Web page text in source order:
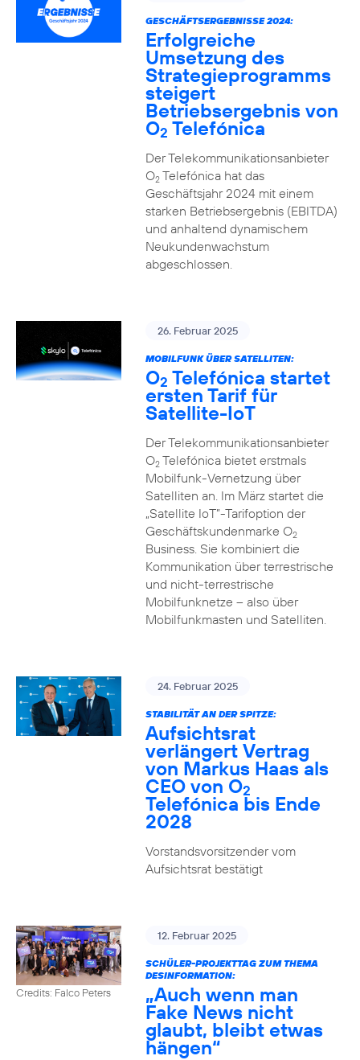
GESCHÄFTSERGEBNISSE 2024:
Erfolgreiche
Umsetzung des
Strategieprogramms
steigert
Betriebsergebnis von
O2 Telefónica
Der Telekommunikationsanbieter
O2Telefónica hat das
Geschäftsjahr 2024 mit einem
starken Betriebsergebnis (EBITDA)
und anhaltend dynamischem
Neukundenwachstum
abgeschlossen.
26. Februar 2025
MOBILFUNK ÜBER SATELLITEN:
O2 Telefónica startet
ersten Tarif für
Satellite-IoT
Der Telekommunikationsanbieter
O2Telefónica bietet erstmals
Mobilfunk-Vernetzung über
Satelliten an. Im März startet die
„Satellite IoT”-Tarifoption der
Geschäftskundenmarke O2
Business. Sie kombiniert die
Kommunikation über terrestrische
und nicht-terrestrische
Mobilfunknetze – also über
Mobilfunkmasten und Satelliten.
24. Februar 2025
STABILITÄT AN DER SPITZE:
Aufsichtsrat
verlängert Vertrag
von Markus Haas als
CEO von O2
Telefónica bis Ende
2028
Vorstandsvorsitzender vom
Aufsichtsrat bestätigt
Credits: Falco Peters
12. Februar 2025
SCHÜLER-PROJEKTTAG ZUM THEMA
DESINFORMATION:
„Auch wenn man
Fake News nicht
glaubt, bleibt etwas
hängen“